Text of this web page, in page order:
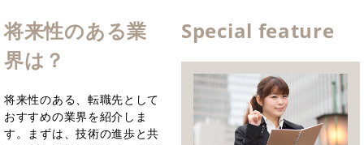
将来性のある業
界は？
将来性のある、転職先として
おすすめの業界を紹介しま
す。まずは、技術の進歩と共
Special feature